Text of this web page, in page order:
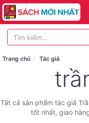
Trang chủ Tác giả
Tất cả sản phẩm tác giả
tốt nhất, giao